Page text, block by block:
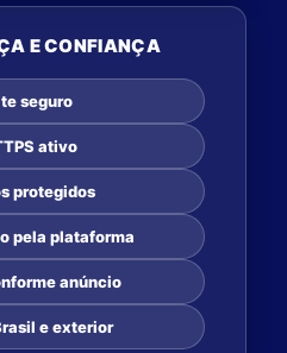
E CONFIANÇA
seguro
ativo
protegidos
pela plataforma
anúncio
e exterior